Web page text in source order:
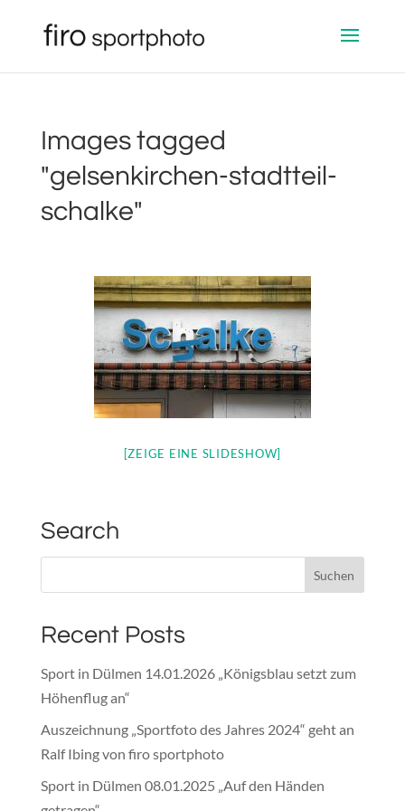
Images tagged
"gelsenkirchen-stadtteil-
schalke"
[ZEIGE EINE SLIDESHOW]
Search
Recent Posts
Sport in Dülmen 14.01.2026 „Königsblau setzt zum
Höhenflug an“
Auszeichnung „Sportfoto des Jahres 2024“ geht an
Ralf Ibing von firo sportphoto
Sport in Dülmen 08.01.2025 „Auf den Händen